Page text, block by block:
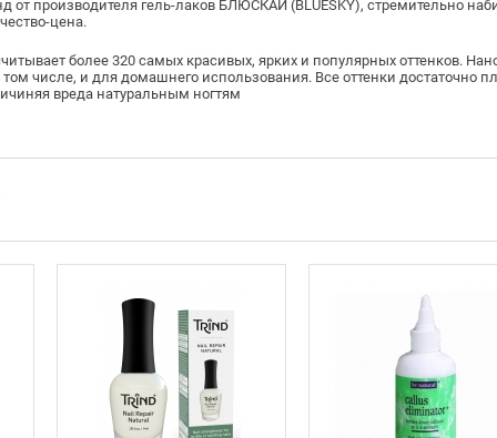
от производителя гель-лаков БЛЮСКАЙ (BLUESKY), стремительно
цена.
более 320 самых красивых, ярких и популярных оттенков.
числе, и для домашнего использования. Все оттенки достаточно
вреда натуральным ногтям